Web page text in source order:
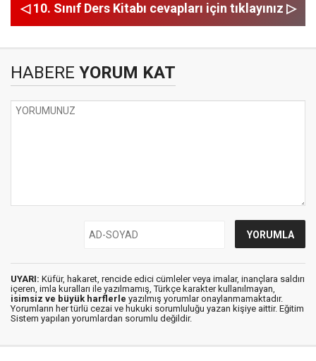
◁ 10. Sınıf Ders Kitabı cevapları için tıklayınız ▷
HABERE YORUM KAT
UYARI: Küfür, hakaret, rencide edici cümleler veya imalar, inançlara saldırı
içeren, imla kuralları ile yazılmamış, Türkçe karakter kullanılmayan,
isimsiz ve büyük harflerle yazılmış yorumlar onaylanmamaktadır.
Yorumların her türlü cezai ve hukuki sorumluluğu yazan kişiye aittir. Eğitim
Sistem yapılan yorumlardan sorumlu değildir.